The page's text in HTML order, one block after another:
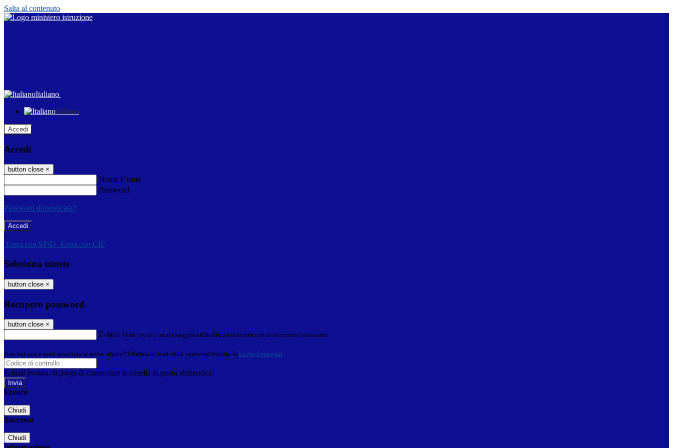
Salta al contenuto
Italiano
Italiano
Accedi
Accedi
button close ×
Nome Utente
Password
Password dimenticata?
-
Entra con SPID Entra con CIE
Seleziona utente
button close ×
Recupero password
button close ×
E-mail Verrà inviato un messaggio all'indirizzo indicato con le istruzioni necessarie.
Non hai una e-mail associata al nome utente? Effettua il reset della password tramite la Login Spaggiari
E-mail inviata, si prega di controllare la casella di posta elettronica!
Errore
Chiudi
Successo
Chiudi